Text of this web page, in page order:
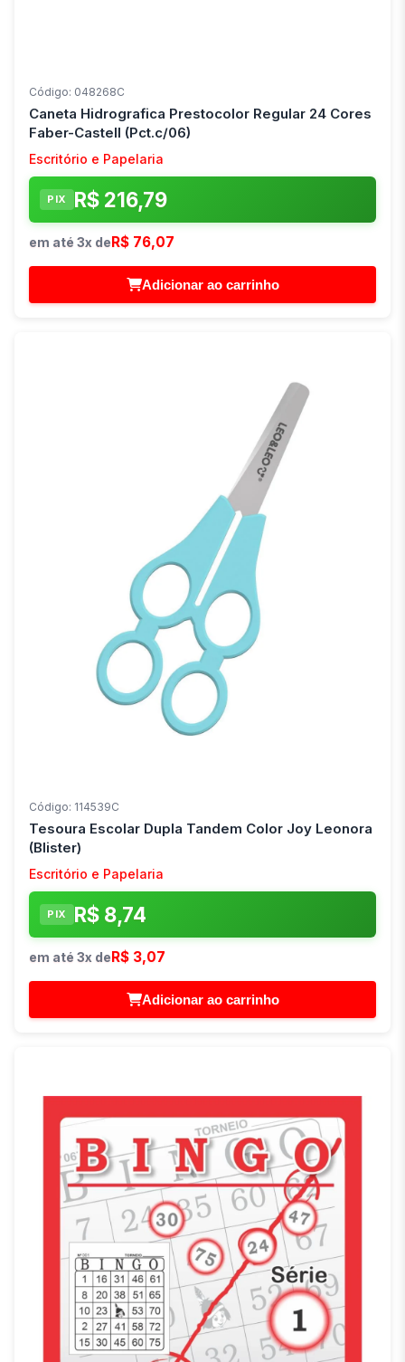
Código: 048268C
Caneta Hidrografica Prestocolor Regular 24 Cores
Faber-Castell (Pct.c/06)
Escritório e Papelaria
PIX R$ 216,79
em até 3x deR$ 76,07
Adicionar ao carrinho
Código: 114539C
Tesoura Escolar Dupla Tandem Color Joy Leonora
(Blister)
Escritório e Papelaria
PIX R$ 8,74
em até 3x de R$ 3,07
Adicionar ao carrinho